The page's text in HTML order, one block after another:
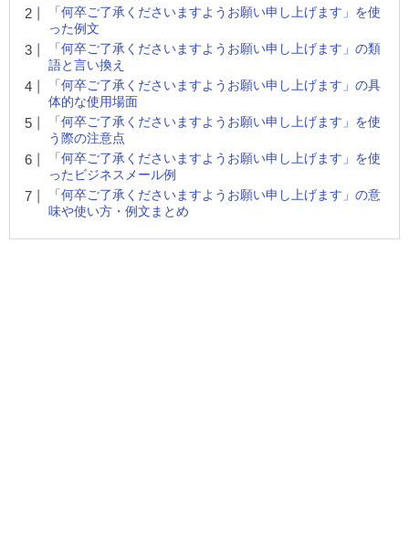
「何卒ご了承くださいますようお願い申し上げます」を使
った例文
「何卒ご了承くださいますようお願い申し上げます」の類
語と言い換え
「何卒ご了承くださいますようお願い申し上げます」の具
体的な使用場面
「何卒ご了承くださいますようお願い申し上げます」を使
う際の注意点
「何卒ご了承くださいますようお願い申し上げます」を使
ったビジネスメール例
「何卒ご了承くださいますようお願い申し上げます」の意
味や使い方・例文まとめ